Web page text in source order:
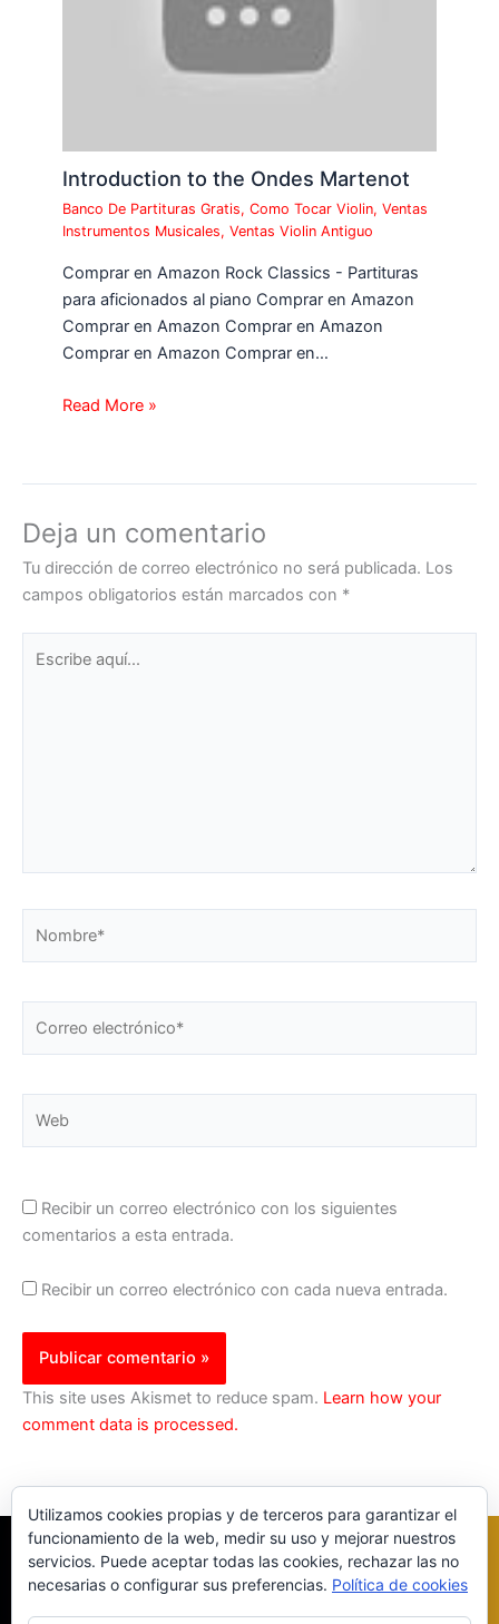
Introduction to the Ondes Martenot
Banco De Partituras Gratis,Como Tocar Violin,Ventas
Instrumentos Musicales,Ventas Violin Antiguo
Comprar en Amazon Rock Classics - Partituras
para aficionados al piano Comprar en Amazon
Comprar en Amazon Comprar en Amazon
Comprar en Amazon Comprar en…
Read More »
Deja un comentario
Tu dirección de correo electrónico no será publicada. Los
campos obligatorios están marcados con *
aquí...
electrónico*
Recibir un correo electrónico con los siguientes
comentarios a esta entrada.
Recibir un correo electrónico con cada nueva entrada.
This site uses Akismet to reduce spam. Learn how your
comment data is processed.
Utilizamos cookies propias y de terceros para garantizar el
funcionamiento de la web, medir su uso y mejorar nuestros
servicios. Puede aceptar todas las cookies, rechazar las no
necesarias o configurar sus preferencias. Política de cookies